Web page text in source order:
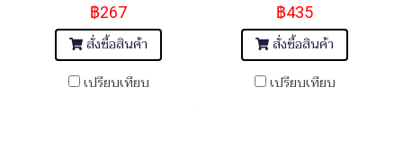
฿267
สั่งซื้อสินค้า
เปรียบเทียบ
฿435
สั่งซื้อสินค้า
เปรียบเทียบ